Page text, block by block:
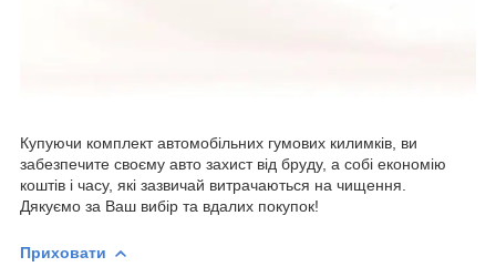
Купуючи комплект автомобільних гумових килимків, ви
забезпечите своєму авто захист від бруду, а собі економію
коштів і часу, які зазвичай витрачаються на чищення.
Дякуємо за Ваш вибір та вдалих покупок!
Приховати